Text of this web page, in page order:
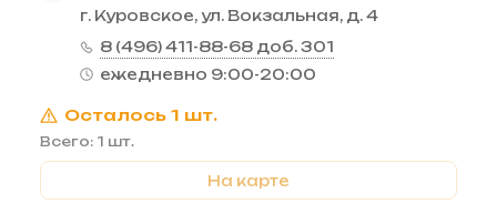
г. Куровское, ул. Вокзальная, д. 4
8 (496) 411-88-68 доб. 301
ежедневно 9:00-20:00
Осталось 1 шт.
Всего: 1 шт.
На карте